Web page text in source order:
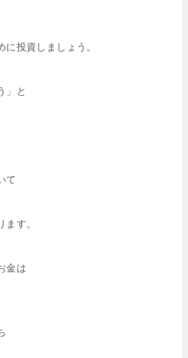
に投資しましょう。
」と
て
ます。
金は